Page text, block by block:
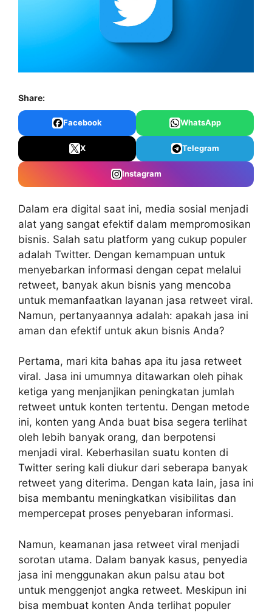
Share:
Facebook WhatsApp
X Telegram
Instagram
Dalam era digital saat ini, media sosial menjadi
alat yang sangat efektif dalam mempromosikan
bisnis. Salah satu platform yang cukup populer
adalah Twitter. Dengan kemampuan untuk
menyebarkan informasi dengan cepat melalui
retweet, banyak akun bisnis yang mencoba
untuk memanfaatkan layanan jasa retweet viral.
Namun, pertanyaannya adalah: apakah jasa ini
aman dan efektif untuk akun bisnis Anda?
Pertama, mari kita bahas apa itu jasa retweet
viral. Jasa ini umumnya ditawarkan oleh pihak
ketiga yang menjanjikan peningkatan jumlah
retweet untuk konten tertentu. Dengan metode
ini, konten yang Anda buat bisa segera terlihat
oleh lebih banyak orang, dan berpotensi
menjadi viral. Keberhasilan suatu konten di
Twitter sering kali diukur dari seberapa banyak
retweet yang diterima. Dengan kata lain, jasa ini
bisa membantu meningkatkan visibilitas dan
mempercepat proses penyebaran informasi.
Namun, keamanan jasa retweet viral menjadi
sorotan utama. Dalam banyak kasus, penyedia
jasa ini menggunakan akun palsu atau bot
untuk menggenjot angka retweet. Meskipun ini
bisa membuat konten Anda terlihat populer